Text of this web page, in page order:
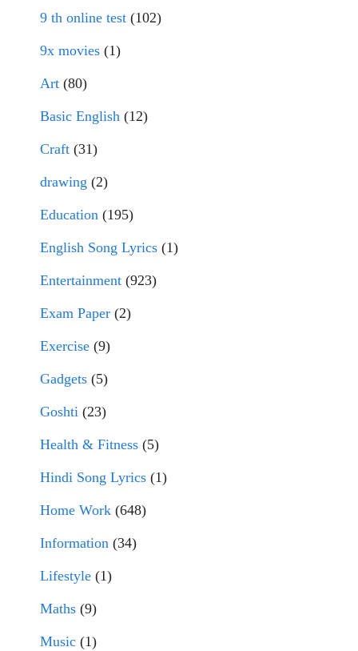
9 th online test (102)
9x movies (1)
Art (80)
Basic English (12)
Craft (31)
drawing (2)
Education (195)
English Song Lyrics (1)
Entertainment (923)
Exam Paper (2)
Exercise (9)
Gadgets (5)
Goshti (23)
Health & Fitness (5)
Hindi Song Lyrics (1)
Home Work (648)
Information (34)
Lifestyle (1)
Maths (9)
Music (1)